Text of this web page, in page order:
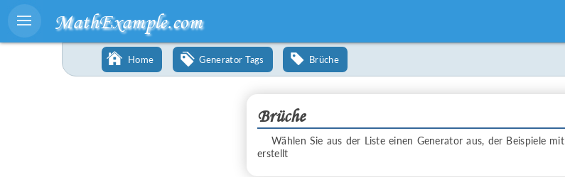
MathExample.com
Home Generator Tags Brüche
Brüche
Wählen Sie aus der Liste einen Generator aus, der Beispiele mit
erstellt